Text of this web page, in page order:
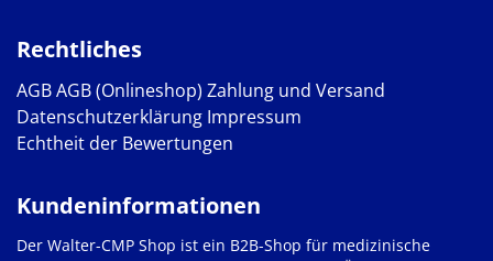
Rechtliches
AGBAGB (Onlineshop) Zahlung und Versand
Datenschutzerklärung Impressum
Echtheit der Bewertungen
Kundeninformationen
Der Walter-CMP Shop ist ein B2B-Shop für medizinische